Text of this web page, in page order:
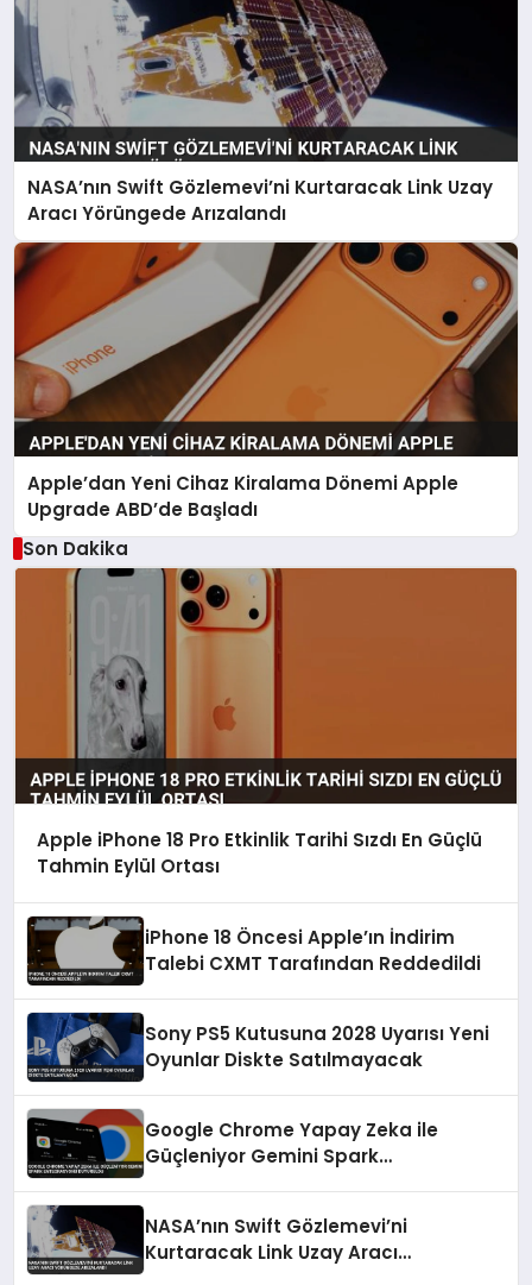
NASA’nın Swift Gözlemevi’ni Kurtaracak Link Uzay
Aracı Yörüngede Arızalandı
Apple’dan Yeni Cihaz Kiralama Dönemi Apple
Upgrade ABD’de Başladı
Son Dakika
Apple iPhone 18 Pro Etkinlik Tarihi Sızdı En Güçlü
Tahmin Eylül Ortası
iPhone 18 Öncesi Apple’ın İndirim
Talebi CXMT Tarafından Reddedildi
Sony PS5 Kutusuna 2028 Uyarısı Yeni
Oyunlar Diskte Satılmayacak
Google Chrome Yapay Zeka ile
Güçleniyor Gemini Spark
NASA’nın Swift Gözlemevi’ni
Kurtaracak Link Uzay Aracı